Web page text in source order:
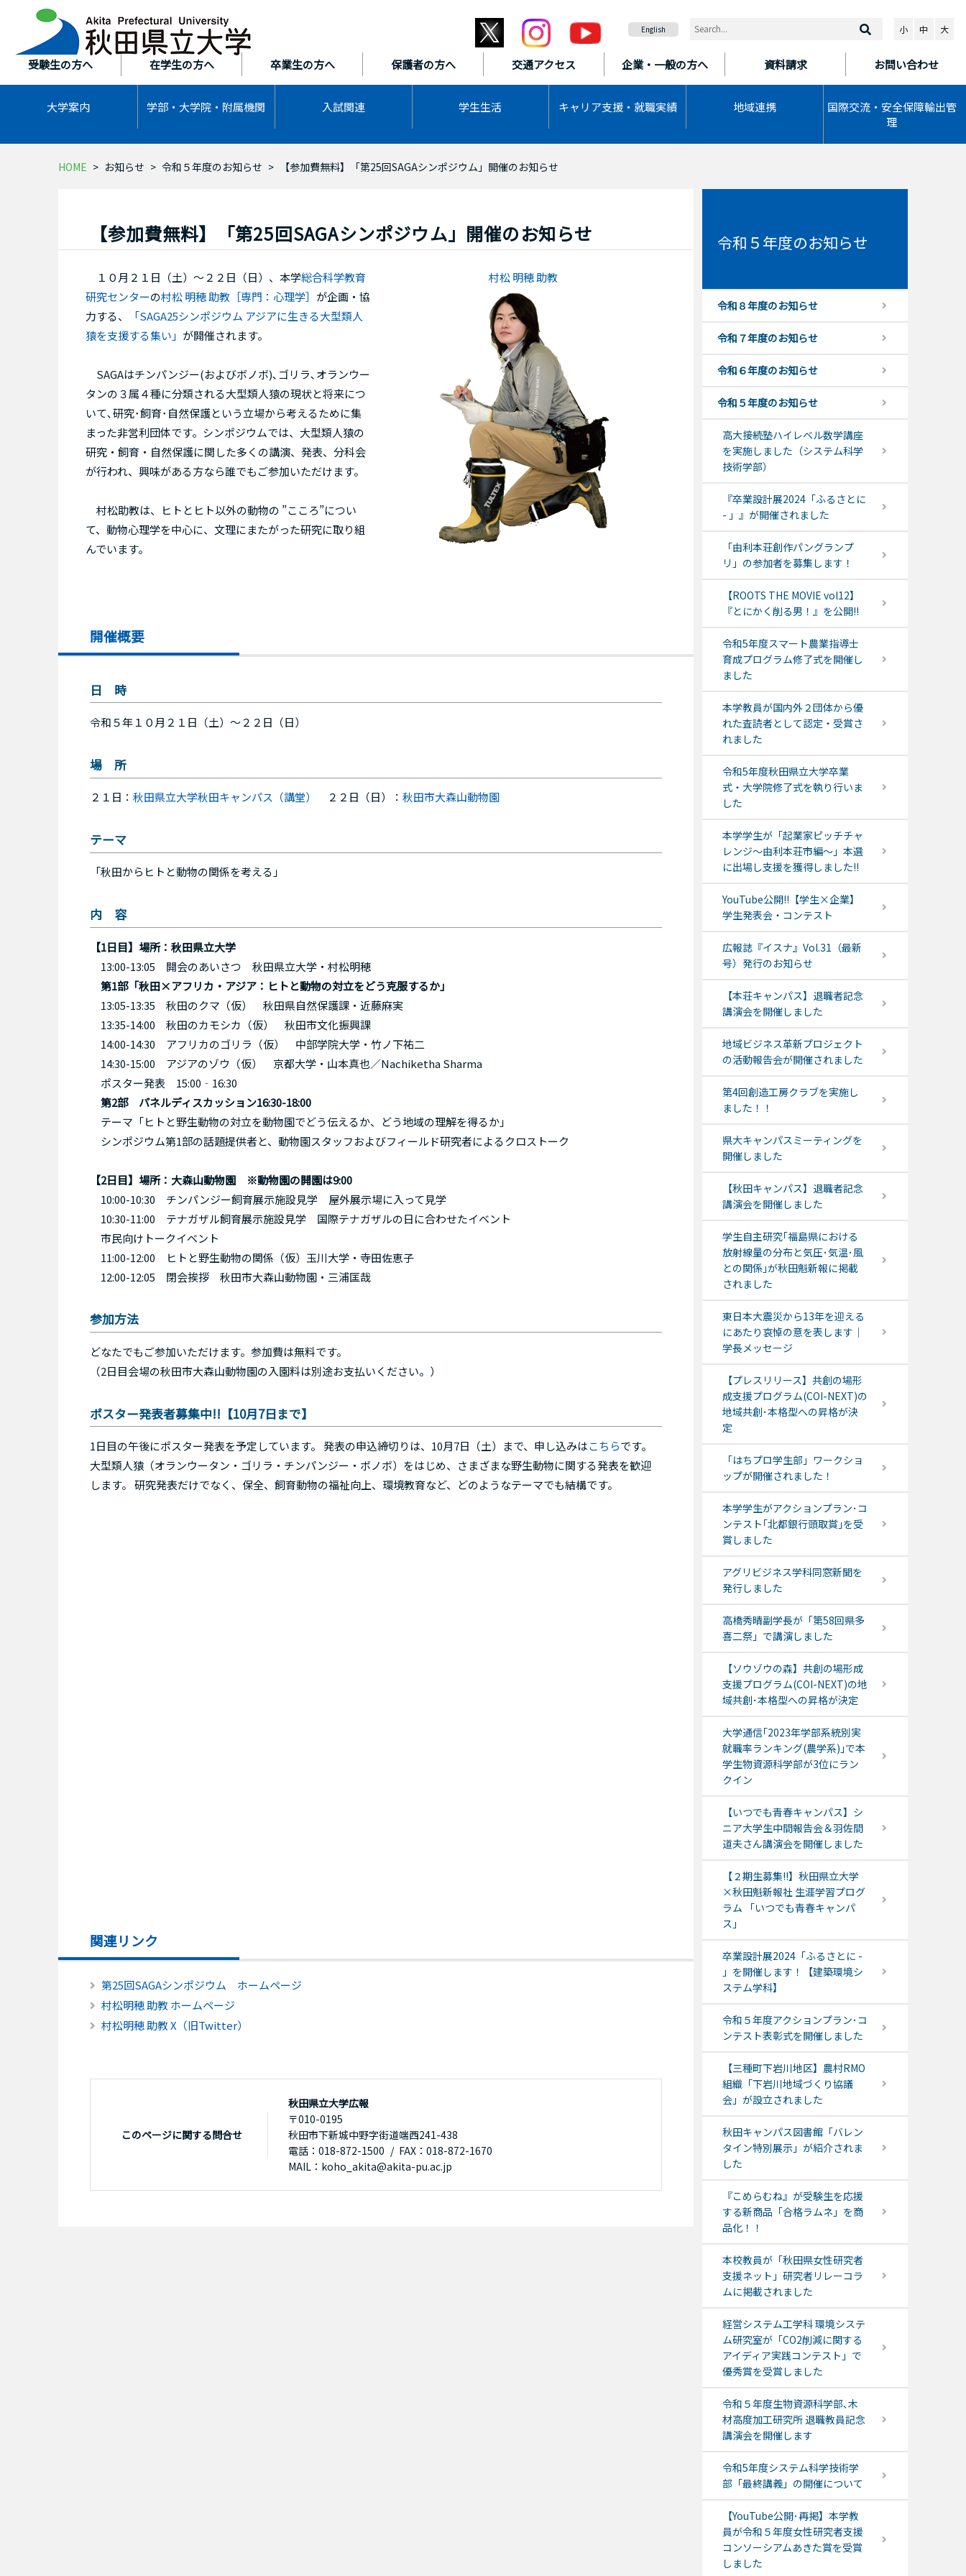
受験生の方へ 在学生の方へ 卒業生の方へ 保護者の方へ 交通アクセス 企業・一般の方へ 資料請求 お問い合わせ
大学案内 学部・大学院・ 附属機関 入試関連 学生生活 キャリア支援・ 就職実績 地域連携
国際交流・安全保障輸出管
理
English 小 中 大
HOME お知らせ 令和５年度のお知らせ 【参加費無料】「第25回SAGAシンポジウム」開催のお知らせ
【参加費無料】「第25回SAGAシンポジウム」開催のお知らせ
１０月２１日（土）～２２日（日）、本学総合科学教育
研究センターの村松 明穂 助教［専門：心理学］ が企画・協
力する、
「SAGA25シンポジウム アジアに生きる大型類人
猿を支援する集い」 が開催されます。
SAGAはチンパンジー(およびボノボ)､ゴリラ､オランウー
タンの３属４種に分類される大型類人猿の現状と将来につ
いて､研究･飼育･自然保護という立場から考えるために集
まった非営利団体です。シンポジウムでは、大型類人猿の
研究・飼育・自然保護に関した多くの講演、発表、分科会
が行われ、興味がある方なら誰でもご参加いただけます。
村松助教は、ヒトとヒト以外の動物の ”こころ”につい
て、動物心理学を中心に、文理にまたがった研究に取り組
んでいます。
村松 明穂 助教
開催概要
日 時
令和５年１０月２１日（土）～２２日（日）
場 所
２１日： 秋田県立大学秋田キャンパス（講堂） ２２日（日）： 秋田市大森山動物園
テーマ
「秋田からヒトと動物の関係を考える」
内 容
【1日目】場所：秋田県立大学
13:00-13:05 開会のあいさつ 秋田県立大学・村松明穂
第1部「秋田×アフリカ・アジア：ヒトと動物の対立をどう克服するか」
13:05-13:35 秋田のクマ（仮） 秋田県自然保護課・近藤麻実
13:35-14:00 秋田のカモシカ（仮） 秋田市文化振興課
14:00-14:30 アフリカのゴリラ（仮） 中部学院大学・竹ノ下祐二
14:30-15:00 アジアのゾウ（仮） 京都大学・山本真也／Nachiketha Sharma
​ポスター発表 15:00‐16:30
第2部 パネルディスカッション16:30-18:00
テーマ「ヒトと野生動物の対立を動物園でどう伝えるか、どう地域の理解を得るか」
シンポジウム第1部の話題提供者と、動物園スタッフおよびフィールド研究者によるクロストーク
【2日目】場所：大森山動物園 ​※動物園の開園は9:00
10:00-10:30 チンパンジー飼育展示施設見学 屋外展示場に入って見学
10:30-11:00 テナガザル飼育展示施設見学 国際テナガザルの日に合わせたイベント
市民向けトークイベント
11:00-12:00 ヒトと野生動物の関係（仮）玉川大学・寺田佐恵子
12:00-12:05 閉会挨拶 秋田市大森山動物園・三浦匡哉
参加方法
どなたでもご参加いただけます。参加費は無料です。
（2日目会場の秋田市大森山動物園の入園料は別途お支払いください。） ​​
ポスター発表者募集中!!【10月7日まで】
1日目の午後にポスター発表を予定しています。 ​発表の申込締切りは、10月7日（土）まで、申し込みはこちらです。
大型類人猿（オランウータン・ゴリラ・チンパンジー・ボノボ）をはじめ、さまざまな野生動物に関する発表を歓迎
します。 研究発表だけでなく、保全、飼育動物の福祉向上、環境教育など、どのようなテーマでも結構です。
関連リンク
第25回SAGAシンポジウム ホームページ
村松明穂 助教 ホームページ
村松明穂 助教 X（旧Twitter）
このページに関する問合せ
秋田県立大学広報
〒010-0195
秋田市下新城中野字街道端西241-438
電話：018-872-1500
FAX：018-872-1670
MAIL：koho_akita@akita-pu.ac.jp
令和５年度のお知らせ
令和８年度のお知らせ
令和７年度のお知らせ
令和６年度のお知らせ
令和５年度のお知らせ
高大接続塾ハイレベル数学講座
を実施しました（システム科学
技術学部）
『卒業設計展2024「ふるさとに
- 」』が開催されました
「由利本荘創作パングランプ
リ」の参加者を募集します！
【ROOTS THE MOVIE vol12】
『とにかく削る男！』を公開!!
令和5年度スマート農業指導士
育成プログラム修了式を開催し
ました
本学教員が国内外２団体から優
れた査読者として認定・受賞さ
れました
令和5年度秋田県立大学卒業
式・大学院修了式を執り行いま
した
本学学生が「起業家ピッチチャ
レンジ～由利本荘市編～」本選
に出場し支援を獲得しました!!
YouTube公開!!【学生×企業】
学生発表会・コンテスト
広報誌『イスナ』Vol.31（最新
号）発行のお知らせ
【本荘キャンパス】退職者記念
講演会を開催しました
地域ビジネス革新プロジェクト
の活動報告会が開催されました
第4回創造工房クラブを実施し
ました！！
県大キャンパスミーティングを
開催しました
【秋田キャンパス】退職者記念
講演会を開催しました
学生自主研究｢福島県における
放射線量の分布と気圧･気温･風
との関係｣が秋田魁新報に掲載
されました
東日本大震災から13年を迎える
にあたり哀悼の意を表します｜
学長メッセージ
【プレスリリース】共創の場形
成支援プログラム(COI-NEXT)の
地域共創･本格型への昇格が決
定
「はちプロ学生部」ワークショ
ップが開催されました！
本学学生がアクションプラン･コ
ンテスト｢北都銀行頭取賞｣を受
賞しました
アグリビジネス学科同窓新聞を
発行しました
高橋秀晴副学長が「第58回県多
喜二祭」で講演しました
【ソウゾウの森】共創の場形成
支援プログラム(COI-NEXT)の地
域共創･本格型への昇格が決定
大学通信｢2023年学部系統別実
就職率ランキング(農学系)｣で本
学生物資源科学部が3位にラン
クイン
【いつでも青春キャンパス】シ
ニア大学生中間報告会＆羽佐間
道夫さん講演会を開催しました
【２期生募集!!】秋田県立大学
×秋田魁新報社 生涯学習プログ
ラム 「いつでも青春キャンパ
ス」
卒業設計展2024「ふるさとに -
」を開催します！【建築環境シ
ステム学科】
令和５年度アクションプラン･コ
ンテスト表彰式を開催しました
【三種町下岩川地区】農村RMO
組織「下岩川地域づくり協議
会」が設立されました
秋田キャンパス図書館「バレン
タイン特別展示」が紹介されま
した
『こめらむね』が受験生を応援
する新商品「合格ラムネ」を商
品化！！
本校教員が「秋田県女性研究者
支援ネット」研究者リレーコラ
ムに掲載されました
経営システム工学科 環境システ
ム研究室が「CO2削減に関する
アイディア実践コンテスト」で
優秀賞を受賞しました
令和５年度生物資源科学部､木
材高度加工研究所 退職教員記念
講演会を開催します
令和5年度システム科学技術学
部「最終講義」の開催について
【YouTube公開･再掲】本学教
員が令和５年度女性研究者支援
コンソーシアムあきた賞を受賞
しました